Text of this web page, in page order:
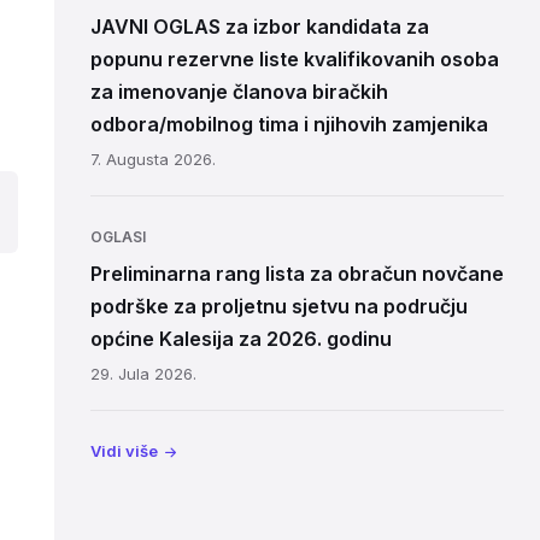
JAVNI OGLAS za izbor kandidata za
popunu rezervne liste kvalifikovanih osoba
za imenovanje članova biračkih
odbora/mobilnog tima i njihovih zamjenika
7. Augusta 2026.
OGLASI
Preliminarna rang lista za obračun novčane
podrške za proljetnu sjetvu na području
općine Kalesija za 2026. godinu
29. Jula 2026.
Vidi više